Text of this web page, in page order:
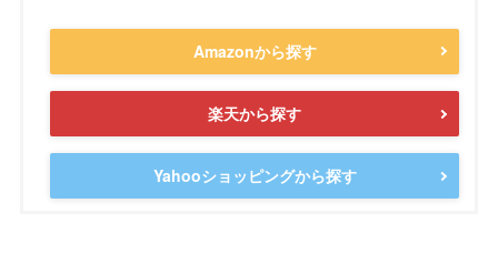
Amazonから探す
楽天から探す
Yahooショッピングから探す